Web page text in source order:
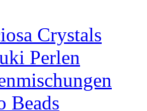
Crystals
Perlen
Beads